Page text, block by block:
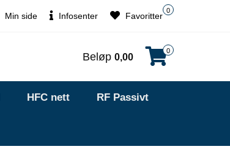
Min side Infosenter
0
Favoritter
Beløp 0,00
0
HFC nett RF Passivt